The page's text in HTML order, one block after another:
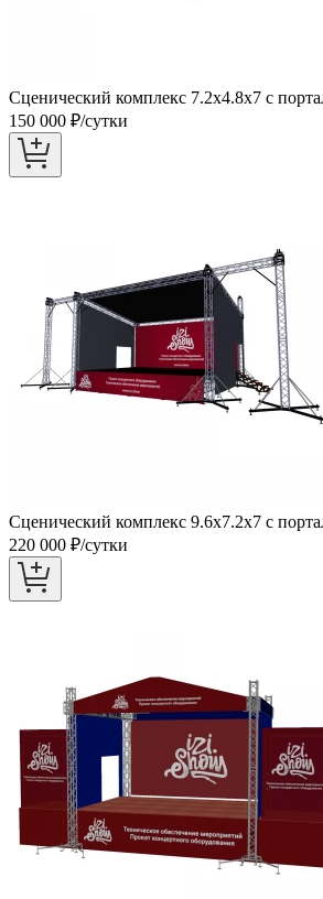
Сценический комплекс 7.2х4.8х7 с
150 000 ₽/сутки
Сценический комплекс 9.6х7.2х7 с
220 000 ₽/сутки